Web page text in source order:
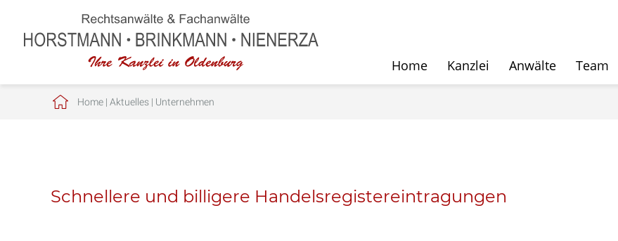
Home Kanzlei Anwälte Team
Home| Aktuelles| Unternehmen
Schnellere und billigere Handelsregistereintragungen